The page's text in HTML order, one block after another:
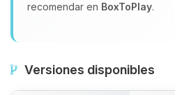
recomendar en BoxToPlay.
Versiones disponibles